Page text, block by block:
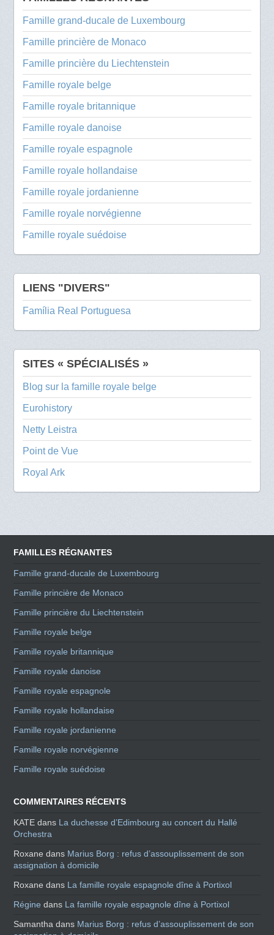
Famille grand-ducale de Luxembourg
Famille princière de Monaco
Famille princière du Liechtenstein
Famille royale belge
Famille royale britannique
Famille royale danoise
Famille royale espagnole
Famille royale hollandaise
Famille royale jordanienne
Famille royale norvégienne
Famille royale suédoise
LIENS "DIVERS"
Família Real Portuguesa
SITES « SPÉCIALISÉS »
Blog sur la famille royale belge
Eurohistory
Netty Leistra
Point de Vue
Royal Ark
FAMILLES RÉGNANTES
Famille grand-ducale de Luxembourg
Famille princière de Monaco
Famille princière du Liechtenstein
Famille royale belge
Famille royale britannique
Famille royale danoise
Famille royale espagnole
Famille royale hollandaise
Famille royale jordanienne
Famille royale norvégienne
Famille royale suédoise
COMMENTAIRES RÉCENTS
KATE dans La duchesse d’Edimbourg au concert du Hallé
Orchestra
Roxane dans Marius Borg : refus d’assouplissement de son
assignation à domicile
Roxane dans La famille royale espagnole dîne à Portixol
Régine dans La famille royale espagnole dîne à Portixol
Samantha dans Marius Borg : refus d’assouplissement de son